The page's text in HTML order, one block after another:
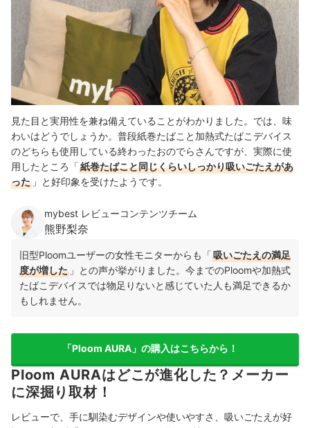
見た目と実用性を兼ね備えていることがわかりました。では、味
わいはどうでしょうか。普段紙巻たばこと加熱式たばこデバイス
のどちらも使用している終わったおのでらさんですが、実際に使
用したところ「紙巻たばこと同じくらいしっかり吸いごたえがあ
った 」と好印象を受けたようです。
mybest レビューコンテンツチーム
熊野梨奈
旧型Ploomユーザーの女性モニターからも「吸いごたえの満足
度が増した 」との声が挙がりました。今までのPloomや加熱式
たばこデバイスでは物足りないと感じていた人も満足できるか
もしれません。
「Ploom AURA」の購入はこちらから！
Ploom AURAはどこが進化した？メーカー
に深掘り取材！
レビューで、手に馴染むデザインや使いやすさ、吸いごたえが好